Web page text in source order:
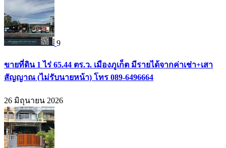
9
ขายที่ดิน 1 ไร่ 65.44 ตร.ว. เมืองภูเก็ต มีรายได้จากค่าเช่า+เสา
สัญญาณ (ไม่รับนายหน้า) โทร 089-6496664
26 มิถุนายน 2026